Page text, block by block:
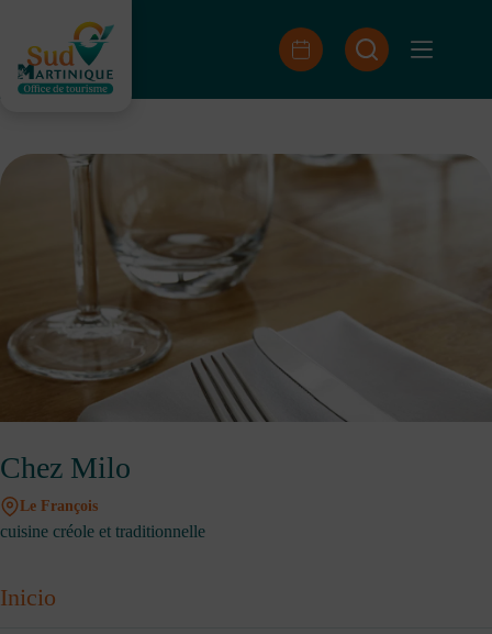
contenido
Chez Milo
Le François
cuisine créole et traditionnelle
Inicio